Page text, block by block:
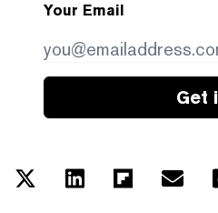
Your Email
Get